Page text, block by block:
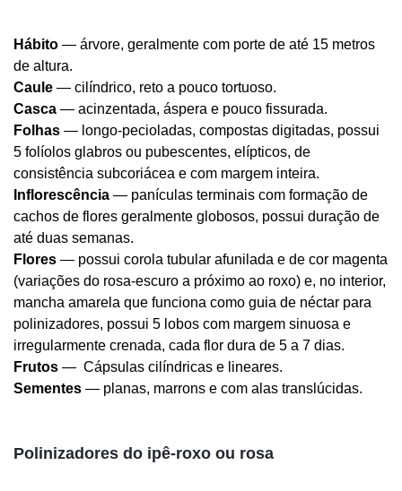
Hábito — árvore, geralmente com porte de até 15 metros
de altura.
Caule — cilíndrico, reto a pouco tortuoso.
Casca — acinzentada, áspera e pouco fissurada.
Folhas — longo-pecioladas, compostas digitadas, possui
5 folíolos glabros ou pubescentes, elípticos, de
consistência subcoriácea e com margem inteira.
Inflorescência — panículas terminais com formação de
cachos de flores geralmente globosos, possui duração de
até duas semanas.
Flores — possui corola tubular afunilada e de cor magenta
(variações do rosa-escuro a próximo ao roxo) e, no interior,
mancha amarela que funciona como guia de néctar para
polinizadores, possui 5 lobos com margem sinuosa e
irregularmente crenada, cada flor dura de 5 a 7 dias.
Frutos — Cápsulas cilíndricas e lineares.
Sementes — planas, marrons e com alas translúcidas.
Polinizadores do ipê-roxo ou rosa